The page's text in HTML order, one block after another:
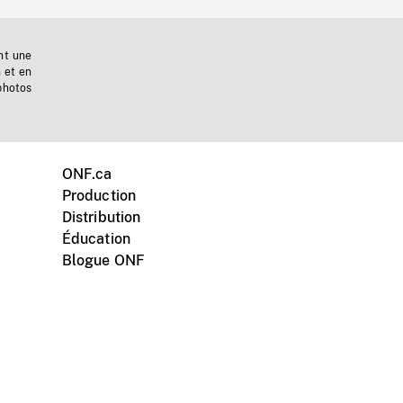
une
et en
ONF.ca
Production
Distribution
Éducation
Blogue ONF